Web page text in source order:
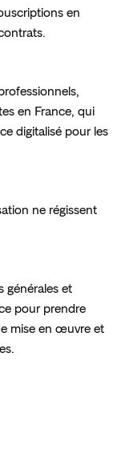
en
en France, qui
digitalisé pour les
ne régissent
générales et
pour prendre
mise en œuvre et